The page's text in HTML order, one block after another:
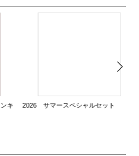
2026 サマースペシャルセット